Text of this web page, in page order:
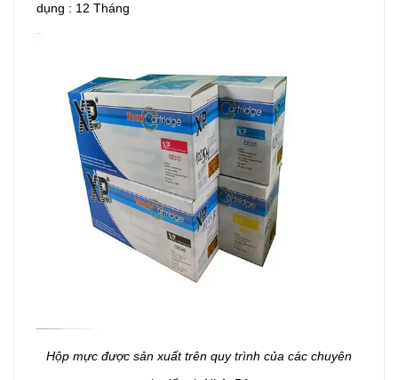
dụng : 12 Tháng
Hộp mực được sản xuất trên quy trình của các chuyên